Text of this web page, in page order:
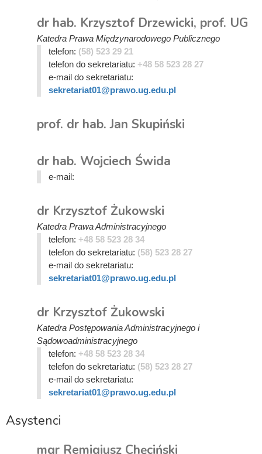
dr hab. Krzysztof Drzewicki, prof. UG
Katedra Prawa Międzynarodowego Publicznego
telefon: (58) 523 29 21
telefon do sekretariatu: +48 58 523 28 27
e-mail do sekretariatu:
sekretariat01@prawo.ug.edu.pl
prof. dr hab. Jan Skupiński
dr hab. Wojciech Świda
e-mail:
dr Krzysztof Żukowski
Katedra Prawa Administracyjnego
telefon: +48 58 523 28 34
telefon do sekretariatu: (58) 523 28 27
e-mail do sekretariatu:
sekretariat01@prawo.ug.edu.pl
dr Krzysztof Żukowski
Katedra Postępowania Administracyjnego i
Sądowoadministracyjnego
telefon: +48 58 523 28 34
telefon do sekretariatu: (58) 523 28 27
e-mail do sekretariatu:
sekretariat01@prawo.ug.edu.pl
Asystenci
mgr Remigiusz Chęciński